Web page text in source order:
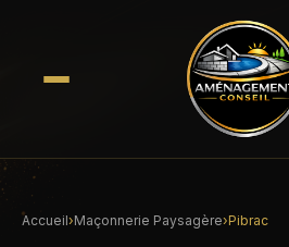
Accueil›Maçonnerie Paysagère›Pibrac